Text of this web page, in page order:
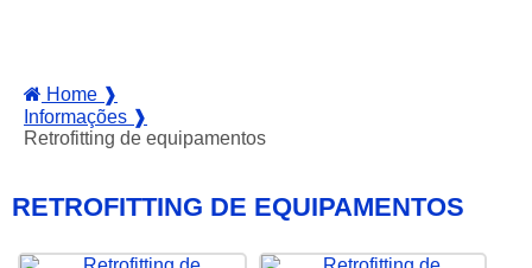
Home ❱
Informações ❱
Retrofitting de equipamentos
RETROFITTING DE EQUIPAMENTOS